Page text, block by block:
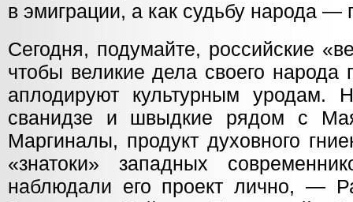
в эмиграции, а как судьбу народа —
Сегодня, подумайте, российские
чтобы великие дела своего народа
аплодируют культурным уродам.
сванидзе и швыдкие рядом с
Маргиналы, продукт духовного
«знатоки» западных
наблюдали его проект лично, —